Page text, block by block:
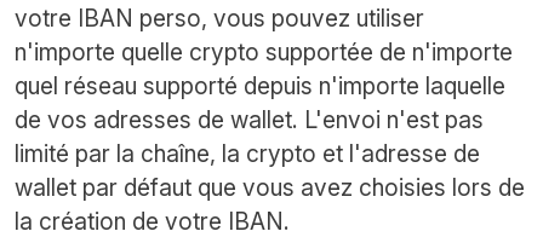
votre IBAN perso, vous pouvez utiliser
n'importe quelle crypto supportée de n'importe
quel réseau supporté depuis n'importe laquelle
de vos adresses de wallet. L'envoi n'est pas
limité par la chaîne, la crypto et l'adresse de
wallet par défaut que vous avez choisies lors de
la création de votre IBAN.